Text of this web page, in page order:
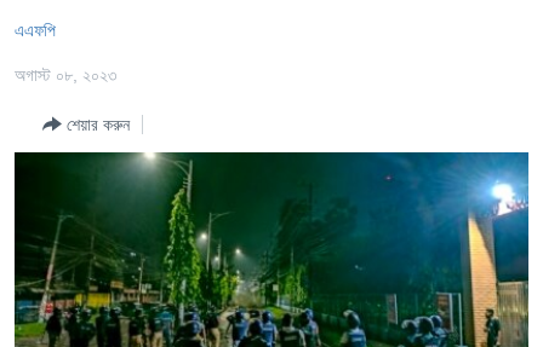
টেলিভিশন
ভিডিও
Learning English
এএফপি
অগাস্ট ০৮, ২০২৩
শেয়ার করুন